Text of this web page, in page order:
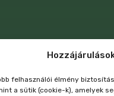
felhasználói élmény
a sütik (cookie-k), amelyek